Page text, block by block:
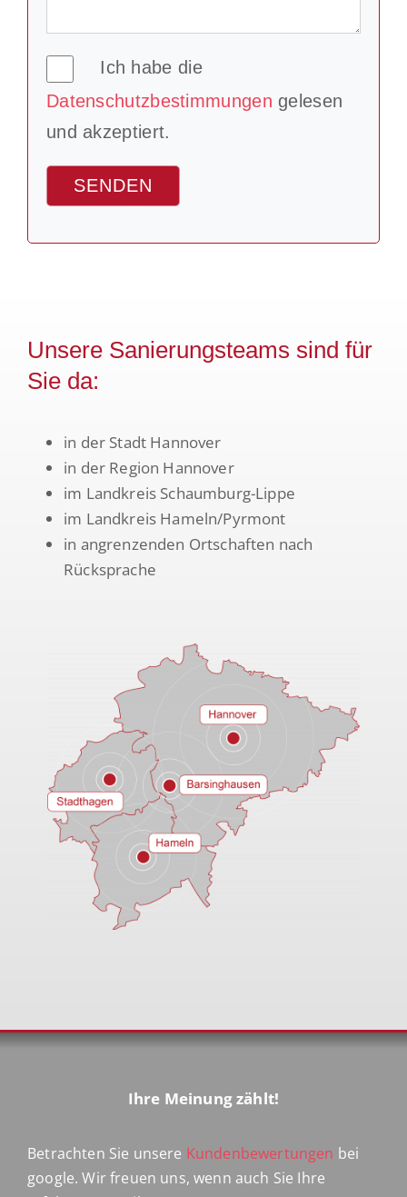
Ich habe die
Datenschutzbestimmungen gelesen
und akzeptiert.
Alternative:
Unsere Sanierungsteams sind für
Sie da:
in der Stadt Hannover
in der Region Hannover
im Landkreis Schaumburg-Lippe
im Landkreis Hameln/Pyrmont
in angrenzenden Ortschaften nach
Rücksprache
Ihre Meinung zählt!
Betrachten Sie unsere Kundenbewertungen bei
google. Wir freuen uns, wenn auch Sie Ihre